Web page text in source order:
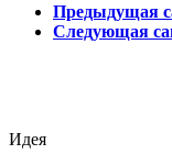
Предыдущая
Следующая
Идея